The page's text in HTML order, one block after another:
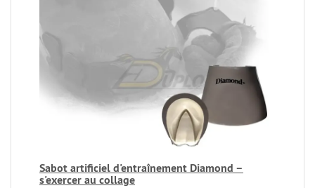
Sabot artificiel d'entraînement Diamond –
s'exercer au collage